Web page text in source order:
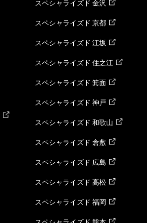
スペシャライズド 金沢
スペシャライズド 京都
スペシャライズド 江坂
スペシャライズド 住之江
スペシャライズド 箕面
スペシャライズド 神戸
スペシャライズド 和歌山
スペシャライズド 倉敷
スペシャライズド 広島
スペシャライズド 高松
スペシャライズド 福岡